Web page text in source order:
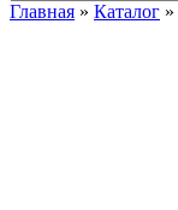
Главная » Каталог »